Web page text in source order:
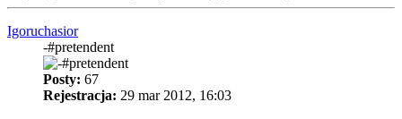
Igoruchasior
-#pretendent
Posty: 67
Rejestracja: 29 mar 2012, 16:03